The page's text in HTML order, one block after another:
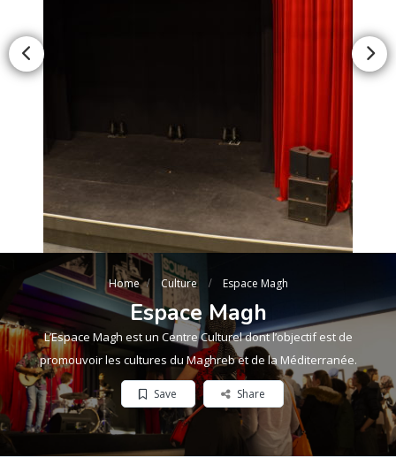
Home Culture Espace Magh
Espace Magh
L’Espace Magh est un Centre Culturel dont l’objectif est de
promouvoir les cultures du Maghreb et de la Méditerranée.
Save Share